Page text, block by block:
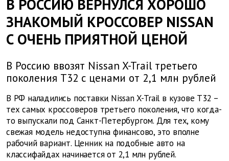
В РОССИЮ ВЕРНУЛСЯ ХОРОШО
ЗНАКОМЫЙ КРОССОВЕР NISSAN
С ОЧЕНЬ ПРИЯТНОЙ ЦЕНОЙ
В Россию ввозят Nissan X-Trail третьего
поколения T32 с ценами от 2,1 млн рублей
В РФ наладились поставки Nissan X-Trail в кузове T32 –
тех самых кроссоверов третьего поколения, что когда-
то выпускали под Санкт-Петербургом. Для тех, кому
свежая модель недоступна финансово, это вполне
рабочий вариант. Ценник на подобные авто на
классифайдах начинается от 2,1 млн рублей.